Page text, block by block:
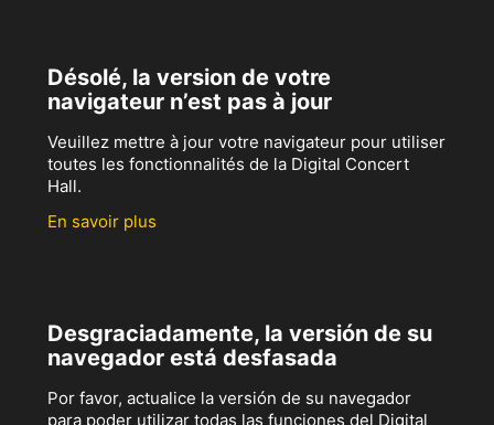
Désolé, la version de votre
navigateur n’est pas à jour
Veuillez mettre à jour votre navigateur pour utiliser
toutes les fonctionnalités de la Digital Concert
Hall.
En savoir plus
Desgraciadamente, la versión de su
navegador está desfasada
Por favor, actualice la versión de su navegador
para poder utilizar todas las funciones del Digital